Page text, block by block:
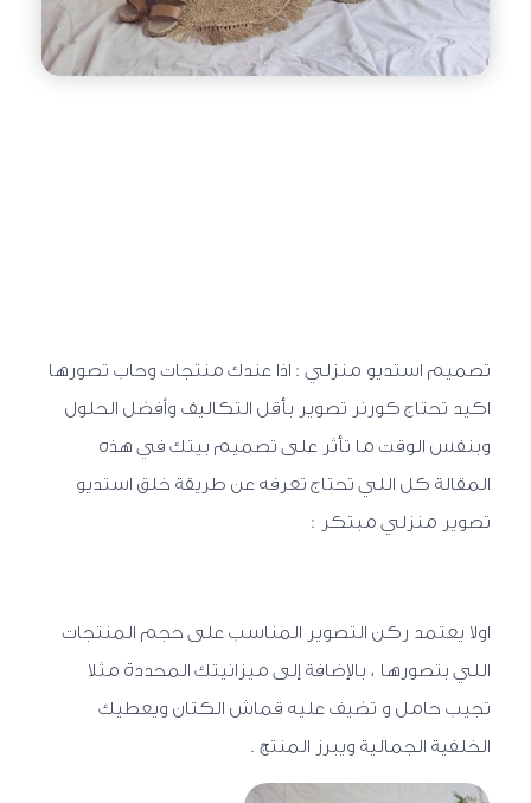
تصميم استديو منزلي : اذا عندك منتجات وحاب تصورها
اكيد تحتاج كورنر تصوير بأقل التكاليف وأفضل الحلول
وبنفس الوقت ما تأثر على تصميم بيتك في هذه
المقالة كل اللي تحتاج تعرفه عن طريقة خلق استديو
تصوير منزلي مبتكر :
اولا يعتمد ركن التصوير المناسب على حجم المنتجات
اللي بتصورها ، بالإضافة إلى ميزانيتك المحددة مثلا
تجيب حامل و تضيف عليه قماش الكتان ويعطيك
الخلفية الجمالية ويبرز المنتج .